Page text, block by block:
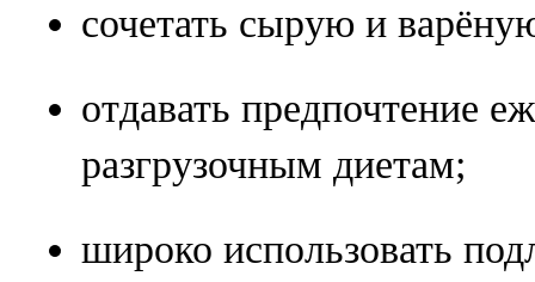
сочетать сырую и
отдавать предпочтение
разгрузочным диетам;
широко использовать